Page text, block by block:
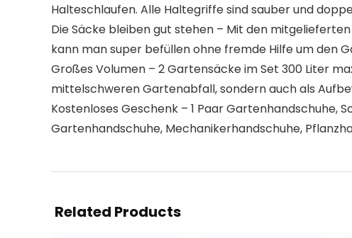
Halteschlaufen. Alle Haltegriffe sind sauber und
Die Säcke bleiben gut stehen – Mit den
kann man super befüllen ohne fremde Hilfe um den
Großes Volumen – 2 Gartensäcke im Set 300 Liter
mittelschweren Gartenabfall, sondern auch als
Kostenloses Geschenk – 1 Paar Gartenhandschuhe,
Gartenhandschuhe, Mechanikerhandschuhe,
Related Products